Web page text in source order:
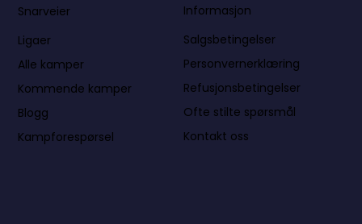
Snarveier
Ligaer
Alle kamper
Kommende kamper
Blogg
Kampforespørsel
Informasjon
Salgsbetingelser
Personvernerklæring
Refusjonsbetingelser
Ofte stilte spørsmål
Kontakt oss